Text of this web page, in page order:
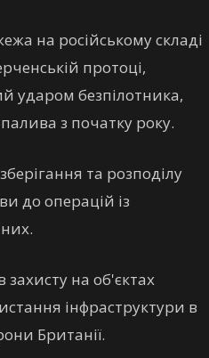
на російському складі
протоці,
ударом безпілотника,
з початку року.
та розподілу
до операцій із
на об'єктах
інфраструктури в
Британії.